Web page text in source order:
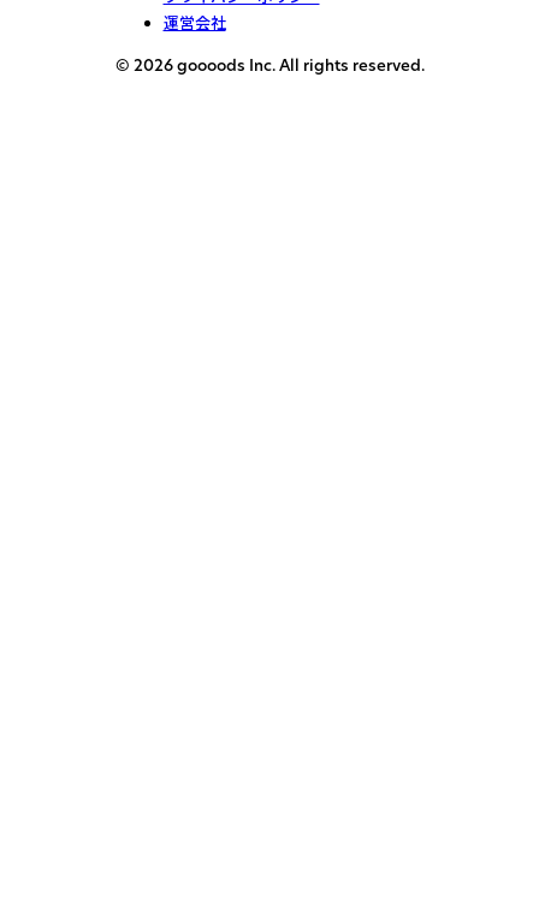
運営会社
© 2026 goooods Inc. All rights reserved.